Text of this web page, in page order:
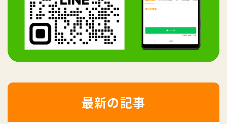
最新の記事